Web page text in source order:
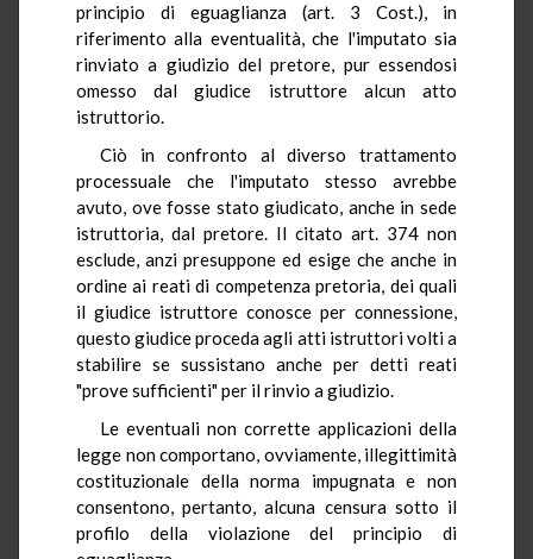
principio di eguaglianza (art. 3 Cost.), in
riferimento alla eventualità, che l'imputato sia
rinviato a giudizio del pretore, pur essendosi
omesso dal giudice istruttore alcun atto
istruttorio.
Ciò in confronto al diverso trattamento
processuale che l'imputato stesso avrebbe
avuto, ove fosse stato giudicato, anche in sede
istruttoria, dal pretore. Il citato art. 374 non
esclude, anzi presuppone ed esige che anche in
ordine ai reati di competenza pretoria, dei quali
il giudice istruttore conosce per connessione,
questo giudice proceda agli atti istruttori volti a
stabilire se sussistano anche per detti reati
"prove sufficienti" per il rinvio a giudizio.
Le eventuali non corrette applicazioni della
legge non comportano, ovviamente, illegittimità
costituzionale della norma impugnata e non
consentono, pertanto, alcuna censura sotto il
profilo della violazione del principio di